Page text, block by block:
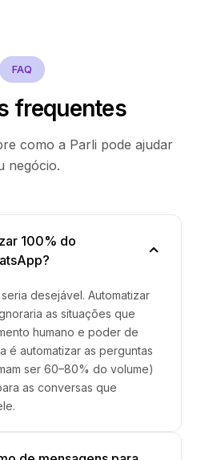
FAQ
frequentes
como a Parli pode ajudar
negócio.
100% do
desejável. Automatizar
as situações que
humano e poder de
é automatizar as perguntas
ser 60–80% do volume)
as conversas que